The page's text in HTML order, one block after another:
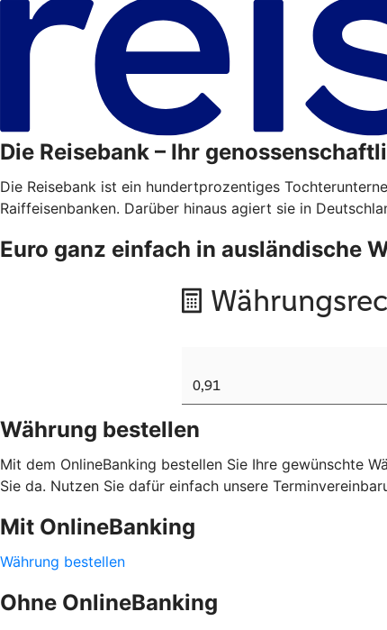
Die Reisebank – Ihr
Die Reisebank ist ein hundertprozentiges
Raiffeisenbanken. Darüber hinaus agiert sie in
Euro ganz einfach in ausländische
Währung bestellen
Mit dem OnlineBanking bestellen Sie Ihre gewünschte
Sie da. Nutzen Sie dafür einfach unsere
Mit OnlineBanking
Währung bestellen
Ohne OnlineBanking